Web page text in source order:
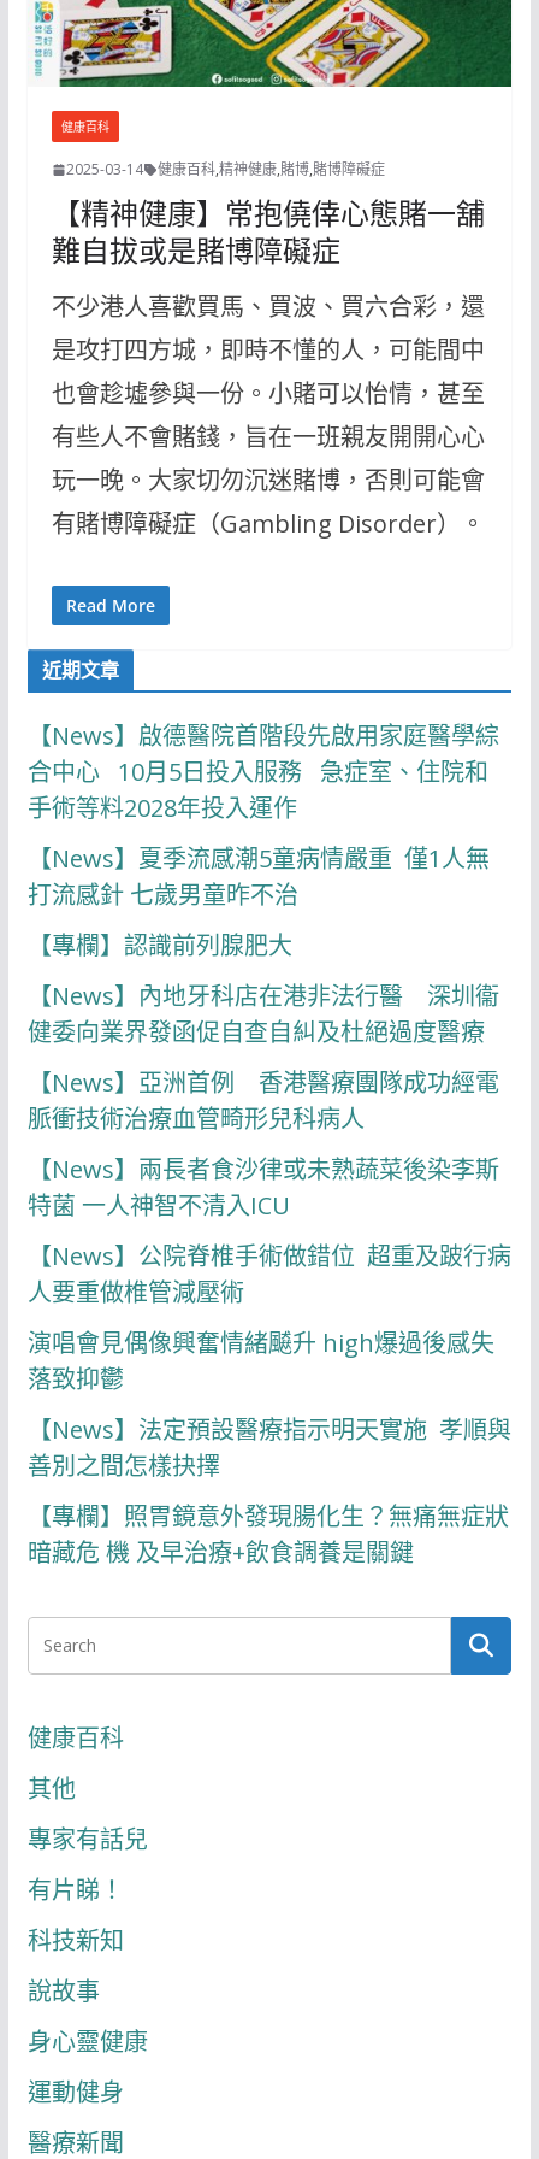
健康百科
2025-03-14 健康百科,精神健康,賭博,賭博障礙症
【精神健康】常抱僥倖心態賭一舖
難自拔或是賭博障礙症
不少港人喜歡買馬、買波、買六合彩，還
是攻打四方城，即時不懂的人，可能間中
也會趁墟參與一份。小賭可以怡情，甚至
有些人不會賭錢，旨在一班親友開開心心
玩一晚。大家切勿沉迷賭博，否則可能會
有賭博障礙症（Gambling Disorder）。
Read More
近期文章
【News】啟德醫院首階段先啟用家庭醫學綜
合中心 10月5日投入服務 急症室、住院和
手術等料2028年投入運作
【News】夏季流感潮5童病情嚴重 僅1人無
打流感針 七歲男童昨不治
【專欄】認識前列腺肥大
【News】內地牙科店在港非法行醫 深圳衞
健委向業界發函促自查自糾及杜絕過度醫療
【News】亞洲首例 香港醫療團隊成功經電
脈衝技術治療血管畸形兒科病人
【News】兩長者食沙律或未熟蔬菜後染李斯
特菌 一人神智不清入ICU
【News】公院脊椎手術做錯位 超重及跛行病
人要重做椎管減壓術
演唱會見偶像興奮情緒飇升 high爆過後感失
落致抑鬱
【News】法定預設醫療指示明天實施 孝順與
善別之間怎樣抉擇
【專欄】照胃鏡意外發現腸化生？無痛無症狀
暗藏危 機 及早治療+飲食調養是關鍵
健康百科
其他
專家有話兒
有片睇！
科技新知
說故事
身心靈健康
運動健身
醫療新聞